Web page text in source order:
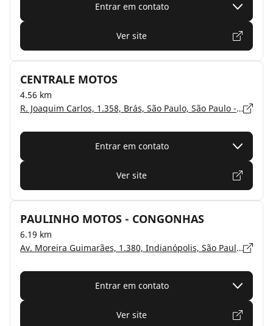
Entrar em contato
Ver site
CENTRALE MOTOS
4.56 km
R. Joaquim Carlos, 1.358, Brás, São Paulo, São Paulo - 03019-000
Entrar em contato
Ver site
PAULINHO MOTOS - CONGONHAS
6.19 km
Av. Moreira Guimarães, 1.380, Indianópolis, São Paulo, São Paulo - 04074-020
Entrar em contato
Ver site